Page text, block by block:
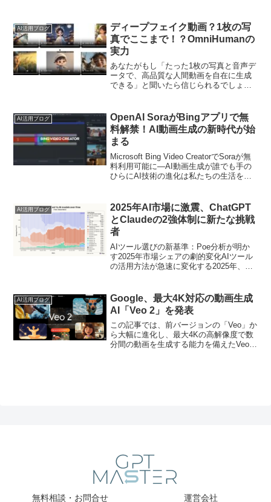
阻まれてきました。特に、プロフェッシ
ョナルなクオリティと...
AI活用ブログ
ディープフェイク動画？1枚の写
真でここまで！？OmniHumanの
実力
あなたがもし「たった1枚の写真と音声デ
ータで、高品質な人間動画を自在に生成
できる」と聞いたら信じられるでしょう
りやすく解説します。
AI活用ブログ
OpenAI SoraがBingアプリで無
料解禁！AI動画生成の新時代が始
まる
Microsoft Bing Video CreatorでSoraが無
料利用可能に―AI動画生成が誰でも手の
ひらにAI技術の進化は私たちの生活を大
す。「プロンプトを入力...
AI活用ブログ
2025年AI市場に激震、ChatGPT
とClaudeの2強体制に新たな挑戦
者
AIツール選びの新基準：Poe分析が明か
す2025年市場シェアの劇的変化AIツール
の活用方法が急速に変化する2025年、あ
覆される激動のAI市場で、ビジネスリー
ダーが...
AI活用ブログ
Google、最大4K対応の動画生成
AI「Veo 2」を発表
この記事では、前バージョンの「Veo」か
ら大幅に進化し、最大4Kの高解像度で数
分間の動画を生成する能力を備えたVeo 2
無料相談・お問合せ 運営会社